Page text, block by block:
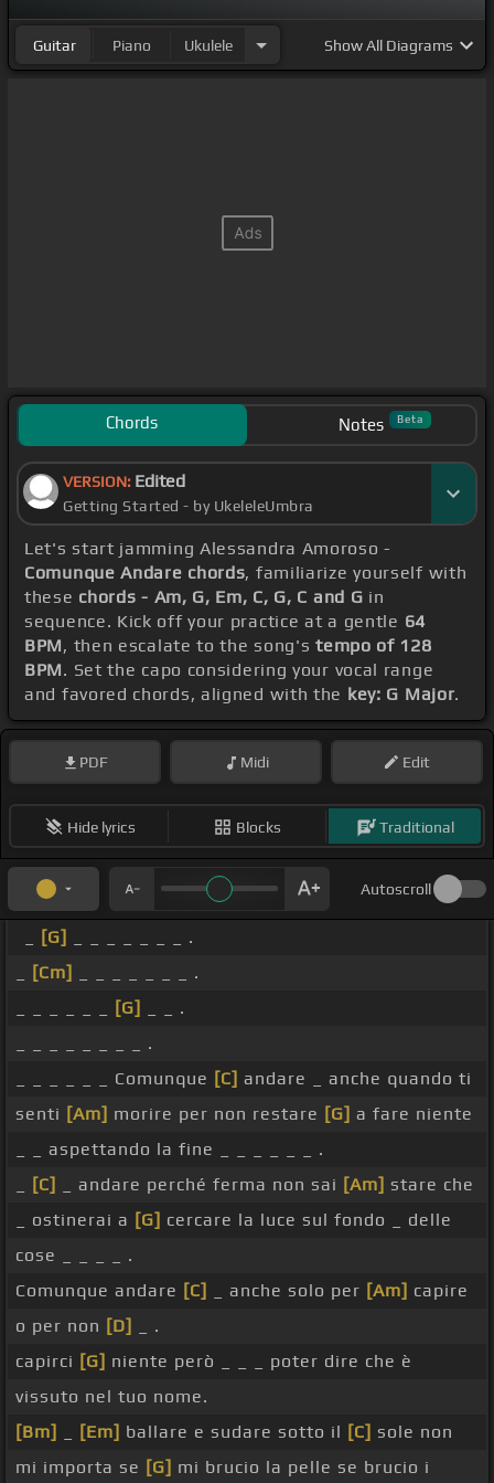
Guitar Piano Ukulele ShowAll Diagrams
Chords Notes Beta
VERSION: Edited
Getting Started - by UkeleleUmbra
Let's start jamming Alessandra Amoroso -
Comunque Andare chords, familiarize yourself with
these chords - Am, G, Em, C, G, C and G in
sequence. Kick off your practice at a gentle 64
BPM, then escalate to the song'stempo of 128
BPM. Set the capo considering your vocal range
and favored chords, aligned with the key: G Major.
PDF Midi Edit
Hide lyrics Blocks Traditional
Autoscroll
[G]
_ _ _ _ _ _ _ .
[Cm]
_ _ _ _ _ _ _ .
[G]
_ _ .
_ _ _ _ _ _ _ _ .
_ _ _ _ _ _ Comunque [C] andare _ anche quando ti
senti [Am] morire per non restare [G] a fare niente
_ _ aspettando la fine _ _ _ _ _ _ .
[C] _ andare perché ferma non sai [Am] stare che
_ ostinerai a [G] cercare la luce sul fondo _ delle
cose _ _ _ _ .
Comunque andare [C] _ anche solo per [Am] capire
o per non [D]
_ .
capirci [G] niente però _ _ _ poter dire che è
vissuto nel tuo nome.
[Bm]
[Em] ballare e sudare sotto il [C] sole non
mi importa se [G] mi brucio la pelle se brucio i